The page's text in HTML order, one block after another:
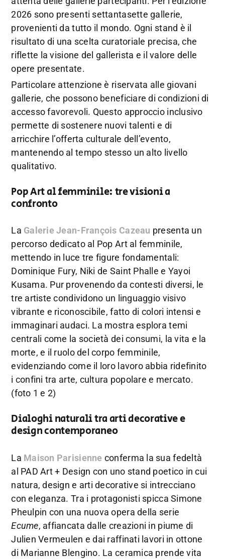
2026 sono presenti settantasette gallerie,
provenienti da tutto il mondo. Ogni stand è il
risultato di una scelta curatoriale precisa, che
riflette la visione del gallerista e il valore delle
opere presentate.
Particolare attenzione è riservata alle giovani
gallerie, che possono beneficiare di condizioni di
accesso favorevoli. Questo approccio inclusivo
permette di sostenere nuovi talenti e di
arricchire l’offerta culturale dell’evento,
mantenendo al tempo stesso un alto livello
qualitativo.
Pop Art al femminile: tre visioni a
confronto
La Galerie Jean-François Cazeau presenta un
percorso dedicato al Pop Art al femminile,
mettendo in luce tre figure fondamentali:
Dominique Fury, Niki de Saint Phalle e Yayoi
Kusama. Pur provenendo da contesti diversi, le
tre artiste condividono un linguaggio visivo
vibrante e riconoscibile, fatto di colori intensi e
immaginari audaci. La mostra esplora temi
centrali come la società dei consumi, la vita e la
morte, e il ruolo del corpo femminile,
evidenziando come il loro lavoro abbia ridefinito
i confini tra arte, cultura popolare e mercato.
(foto 1 e 2)
Dialoghi naturali tra arti decorative e
design contemporaneo
La Maison Parisienne conferma la sua fedeltà
al PAD Art + Design con uno stand poetico in cui
natura, design e arti decorative si intrecciano
con eleganza. Tra i protagonisti spicca Simone
Pheulpin con una nuova opera della serie
Ecume, affiancata dalle creazioni in piume di
Julien Vermeulen e dai raffinati lavori in ottone
di Marianne Blengino. La ceramica prende vita